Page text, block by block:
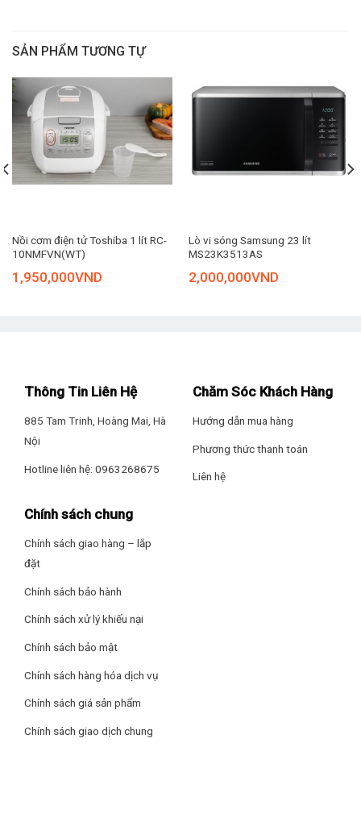
3 cánh quạt với đường kính 40 cm
3 cánh quạt đứng Mitsubishi LV16-RB CY-GY có đường kính
40 cm giúp làm mát diện rộng hiệu quả để mang đến làn gió
Công suất 47W với 3 tốc độ gió tùy chỉnh theo nhu cầu
Quạt đứng Mitsubishi LV16-RB CY-GY sở hữu 3 cấp độ gió có
thể tùy chỉnh, phù hợp với mọi nhu cầu cùng công suất 47W
nhiên cho gió thổi ra nhẹ giúp ngủ ngon, thư giãn tối đa.
SẢN PHẨM TƯƠNG TỰ
Nồi cơm điện tử Toshiba 1 lít RC-
10NMFVN(WT)
1,950,000VND
Lò vi sóng Samsung 23 lít
MS23K3513AS
2,000,000VND
Thông Tin Liên Hệ
885 Tam Trinh, Hoàng Mai, Hà
Nội
Hotline liên hệ: 0963268675
Chăm Sóc Khách Hàng
Hướng dẫn mua hàng
Phương thức thanh toán
Liên hệ
Chính sách chung
Chính sách giao hàng – lắp
đặt
Chính sách bảo hành
Chính sách xử lý khiếu nại
Chính sách bảo mật
Chính sách hàng hóa dịch vụ
Chính sách giá sản phẩm
Chính sách giao dịch chung